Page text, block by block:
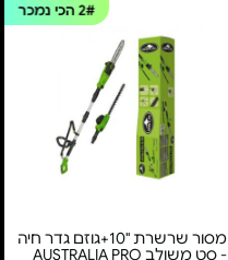
2#הכי נמכר
מסור שרשרת "10+גוזם גדר חיה
- סט משולב AUSTRALIA PRO